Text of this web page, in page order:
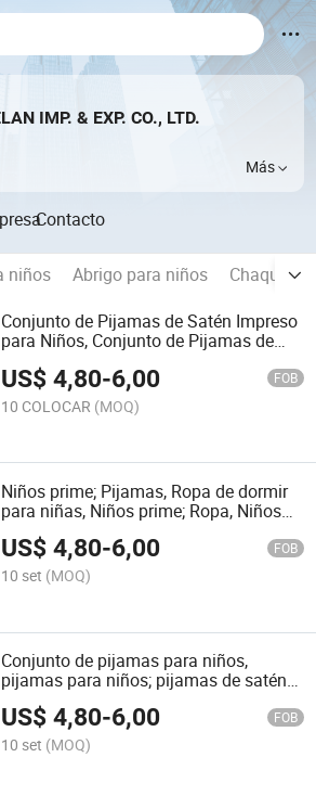
IMP. & EXP. CO., LTD.
Más
Contacto
niños Abrigo para niños
Chaqueta
Conjunto de Pijamas de Satén Impreso
para Niños, Conjunto de Pijamas de
Ropa para Niños, Conjunto de Manga
Corta de Seda Sintética, Ropa de Casa
para Niños y Niñas
US$4,80-6,00 FOB
10 COLOCAR (MOQ)
Niños prime; Pijamas, Ropa de dormir
para niñas, Niños prime; Ropa, Niños
prime; Conjunto de pijamas de satén
impreso de manga corta, Ropa para
niños, Niños prime; Vestimenta
US$4,80-6,00 FOB
10 set (MOQ)
Conjunto de pijamas para niños,
pijamas para niños; pijamas de satén
para niños, pijamas para niños; ropa de
dormir, ropa de casa, ropa para niños;
ropa, prendas de manga corta
US$4,80-6,00 FOB
10 set (MOQ)